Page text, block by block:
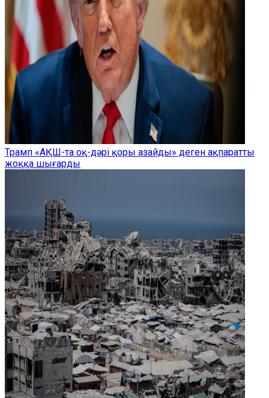
Трамп «АҚШ-та оқ-дәрі қоры азайды» деген ақпаратты
жоққа шығарды